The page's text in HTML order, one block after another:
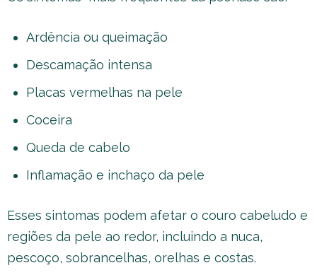
Ardência ou queimação
Descamação intensa
Placas vermelhas na pele
Coceira
Queda de cabelo
Inflamação e inchaço da pele
Esses sintomas podem afetar o couro cabeludo e
regiões da pele ao redor, incluindo a nuca,
pescoço, sobrancelhas, orelhas e costas.